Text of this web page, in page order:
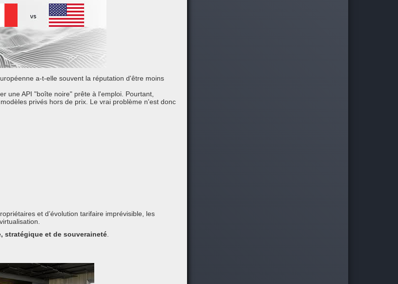
a-t-elle souvent la réputation d'être moins
une API "boîte noire" prête à l'emploi. Pourtant,
privés hors de prix. Le vrai problème n'est donc
et d’évolution tarifaire imprévisible, les
stratégique et de souveraineté.